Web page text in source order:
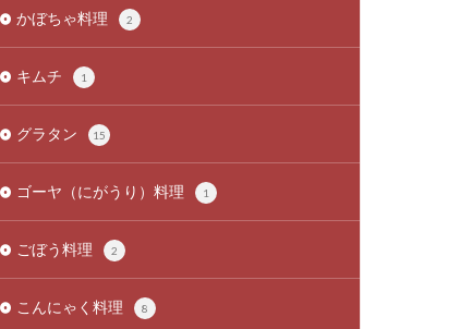
かぼちゃ料理 2
キムチ 1
グラタン 15
ゴーヤ（にがうり）料理 1
ごぼう料理 2
こんにゃく料理 8